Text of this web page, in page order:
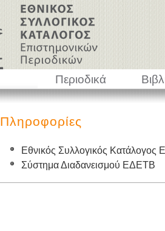
Περιοδικά
Πληροφορίες
Εθνικός Συλλογικός Κατάλογος
Σύστημα Διαδανεισμού ΕΔΕΤΒ